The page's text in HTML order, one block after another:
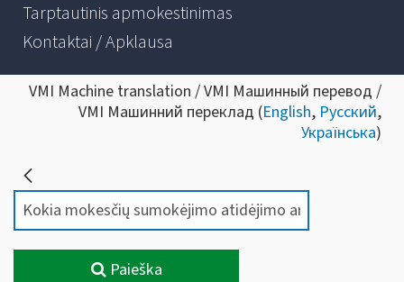
Tarptautinis apmokestinimas
Kontaktai / Apklausa
VMI Machine translation / VMI Машинный перевод /
VMI Машинний переклад (English, Русский,
Українська)
Paieška